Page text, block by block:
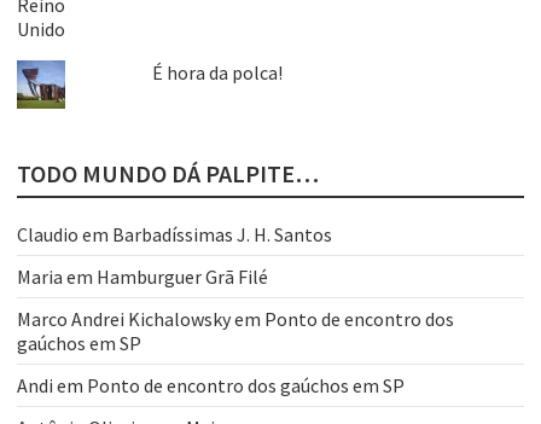
É hora da polca!
TODO MUNDO DÁ PALPITE…
Claudio em Barbadíssimas J. H. Santos
Maria em Hamburguer Grã Filé
Marco Andrei Kichalowskyem Ponto de encontro dos
gaúchos em SP
Andi em Ponto de encontro dos gaúchos em SP